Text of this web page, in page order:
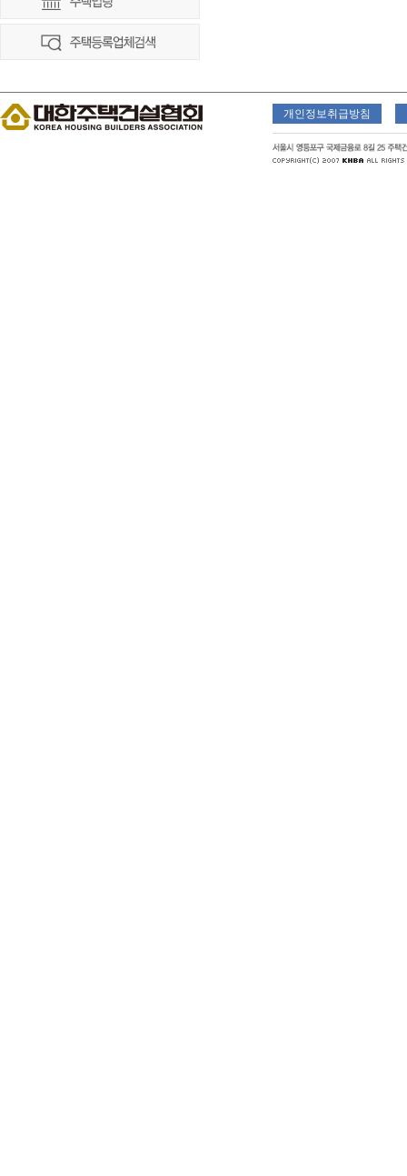
개인정보취급방침